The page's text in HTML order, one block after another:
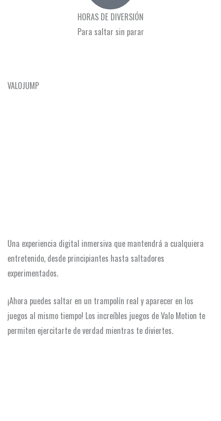
HORAS DE DIVERSIÓN
Para saltar sin parar
VALOJUMP
Una experiencia digital inmersiva que mantendrá a cualquiera
entretenido, desde principiantes hasta saltadores
experimentados.
¡Ahora puedes saltar en un trampolín real y aparecer en los
juegos al mismo tiempo! Los increíbles juegos de Valo Motion te
permiten ejercitarte de verdad mientras te diviertes.